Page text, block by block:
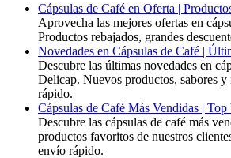
Cápsulas de Café en Oferta |
Aprovecha las mejores ofertas en
Productos rebajados, grandes
Novedades en Cápsulas de Café |
Descubre las últimas novedades en
Delicap. Nuevos productos, sabores y
rápido.
Cápsulas de Café Más Vendidas |
Descubre las cápsulas de café más
productos favoritos de nuestros
envío rápido.